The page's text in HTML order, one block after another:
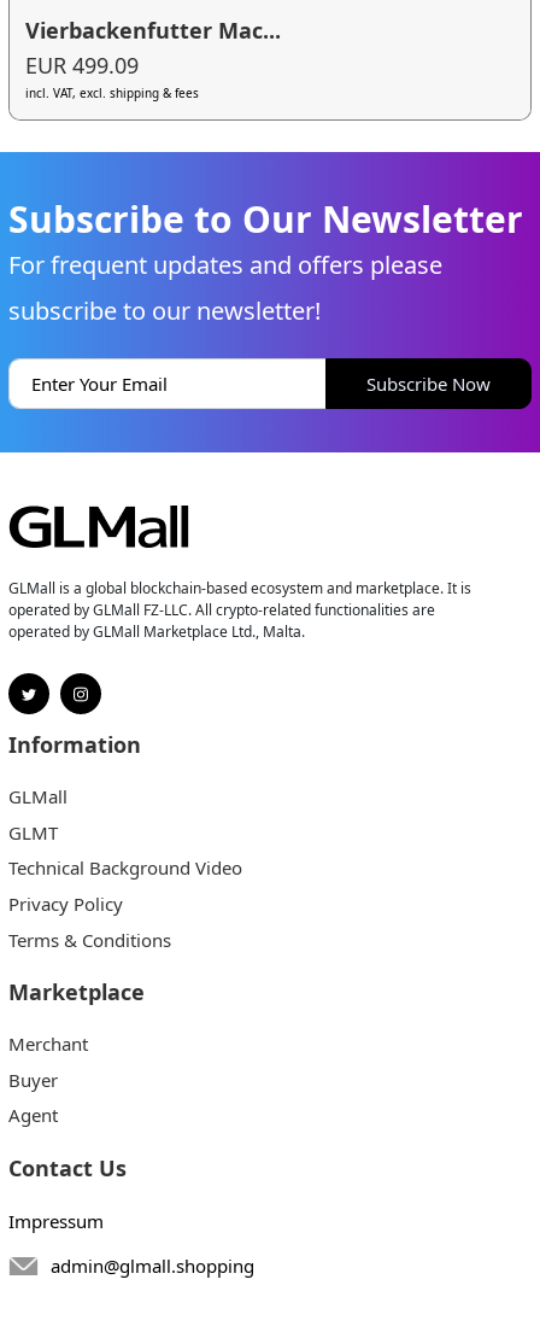
Vierbackenfutter Mac...
EUR 499.09
incl. VAT, excl. shipping & fees
Subscribe to Our Newsletter
For frequent updates and offers please
subscribe to our newsletter!
Subscribe Now
GLMall is a global blockchain-based ecosystem and marketplace. It is
operated by GLMall FZ-LLC. All crypto-related functionalities are
operated by GLMall Marketplace Ltd., Malta.
Information
GLMall
GLMT
Technical Background Video
Privacy Policy
Terms & Conditions
Marketplace
Merchant
Buyer
Agent
Contact Us
Impressum
admin@glmall.shopping